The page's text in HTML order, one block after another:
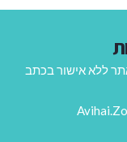
ללא אישור בכתב